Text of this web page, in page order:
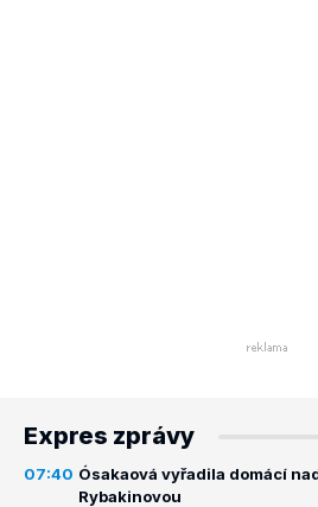
Expres zprávy
07:40 Ósakaová vyřadila domácí
Rybakinovou